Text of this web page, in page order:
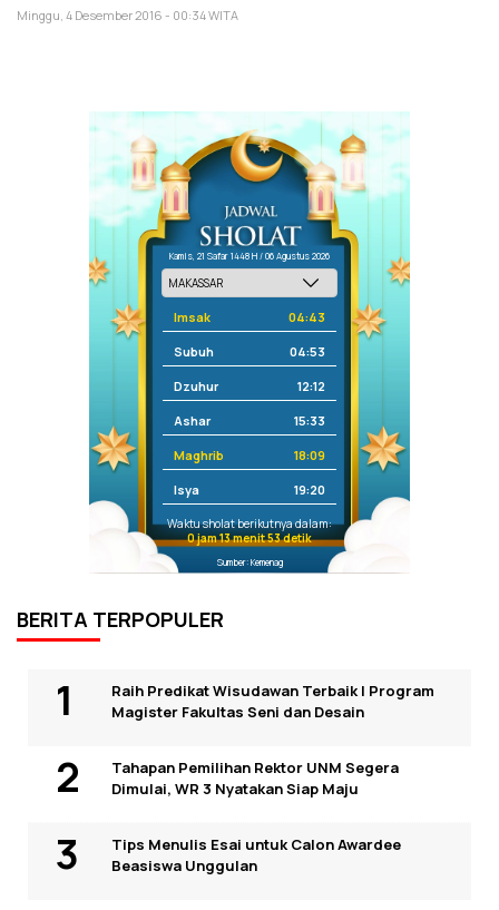
Minggu, 4 Desember 2016 - 00:34 WITA
Kamis, 21 Safar 1448 H / 06 Agustus 2026
Imsak 04:43
Subuh 04:53
Dzuhur 12:12
Ashar 15:33
Maghrib 18:09
Isya 19:20
Waktu sholat berikutnya dalam:
0 jam 13 menit 53 detik
Sumber: Kemenag
BERITA TERPOPULER
Raih Predikat Wisudawan Terbaik I Program
Magister Fakultas Seni dan Desain
Tahapan Pemilihan Rektor UNM Segera
Dimulai, WR 3 Nyatakan Siap Maju
Tips Menulis Esai untuk Calon Awardee
Beasiswa Unggulan